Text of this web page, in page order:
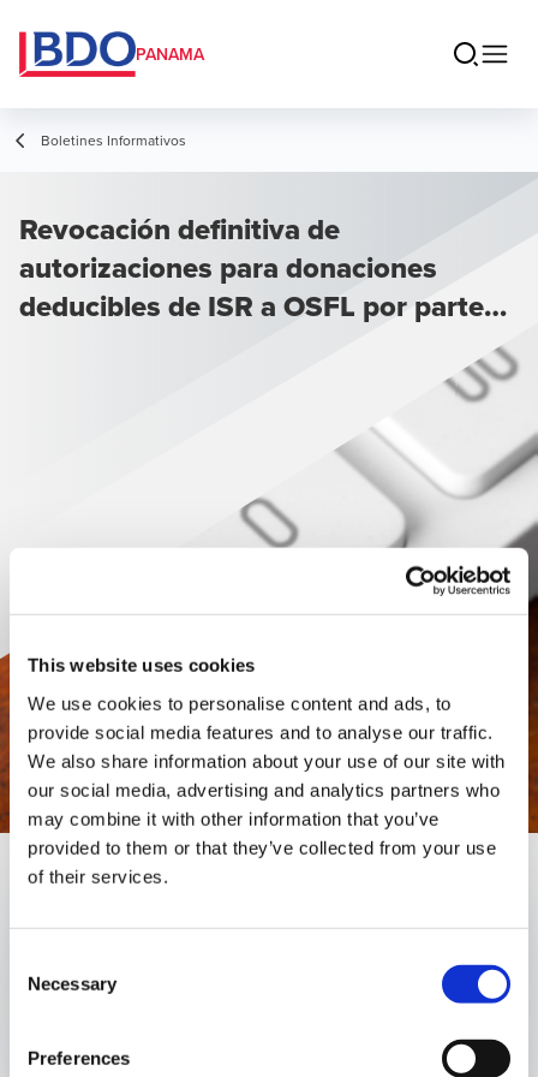
This website uses cookies
We use cookies to personalise content and ads, to
provide social media features and to analyse our traffic.
We also share information about your use of our site with
our social media, advertising and analytics partners who
may combine it with other information that you’ve
provided to them or that they’ve collected from your use
of their services.
Selection
Necessary
Preferences
PANAMA
Boletines Informativos
Revocación definitiva de
autorizaciones para donaciones
deducibles de ISR a OSFL por parte
Autores